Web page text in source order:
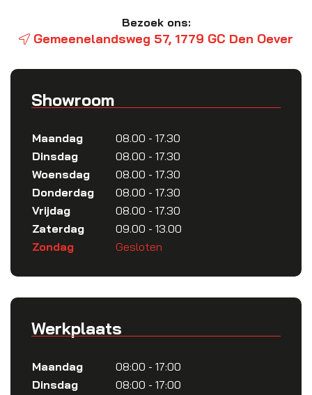
Bezoek ons:
Gemeenelandsweg 57, 1779 GC Den Oever
Showroom
Maandag
08.00 - 17.30
Dinsdag
08.00 - 17.30
Woensdag
08.00 - 17.30
Donderdag
08.00 - 17.30
Vrijdag
08.00 - 17.30
Zaterdag
09.00 - 13.00
Zondag
Gesloten
Werkplaats
Maandag
08:00 - 17:00
Dinsdag
08:00 - 17:00